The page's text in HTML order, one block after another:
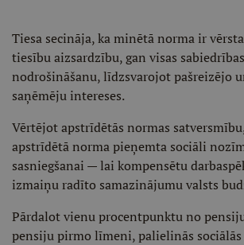
Tiesa secināja, ka minētā norma ir
tiesību aizsardzību, gan visas
nodrošināšanu, līdzsvarojot pašreizējo
saņēmēju intereses.
Vērtējot apstrīdētās normas
apstrīdētā norma pieņemta sociāli
sasniegšanai — lai kompensētu
izmaiņu radīto samazinājumu valsts
Pārdalot vienu procentpunktu no
pensiju pirmo līmeni, palielinās sociālās